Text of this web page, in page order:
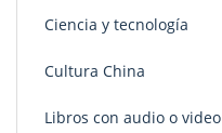
Ciencia y tecnología
Cultura China
Libros con audio o video